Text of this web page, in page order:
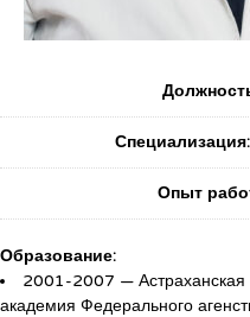
Специализация:
Опыт
Образование:
2001-2007 — Астраханская
академия Федерального